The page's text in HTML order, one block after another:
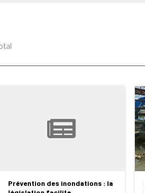
Prévention des inondations : la